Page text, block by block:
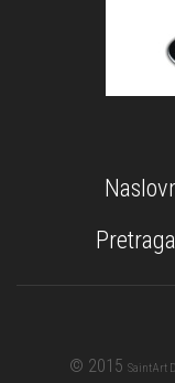
Pretraga
© 2015 SaintArt